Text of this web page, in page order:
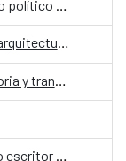
Conversatorio - La ciudad que expulsa: arquitectura, exclusión y gentrificación
Conversatorio: Mujeres garífunas, memoria y transmisión cultural
Lecturas al Centro/ con el multipremiado escritor español Ray Loriga como invitado especial,